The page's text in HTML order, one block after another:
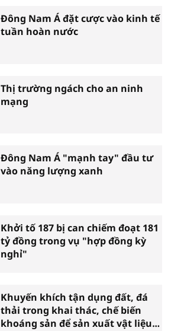
Đông Nam Á đặt cược vào kinh tế
tuần hoàn nước
Thị trường ngách cho an ninh
mạng
Đông Nam Á "mạnh tay" đầu tư
vào năng lượng xanh
Khởi tố 187 bị can chiếm đoạt 181
tỷ đồng trong vụ "hợp đồng kỳ
nghỉ"
Khuyến khích tận dụng đất, đá
thải trong khai thác, chế biến
khoáng sản để sản xuất vật liệu